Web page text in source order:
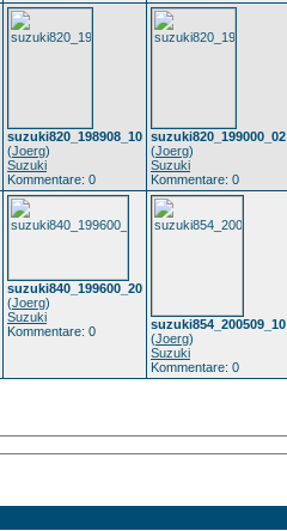
suzuki820_198908_10
(Joerg)
Suzuki
Kommentare: 0
suzuki820_199000_02
(Joerg)
Suzuki
Kommentare: 0
suzuki840_199600_20
(Joerg)
Suzuki
Kommentare: 0
suzuki854_200509_10
(Joerg)
Suzuki
Kommentare: 0